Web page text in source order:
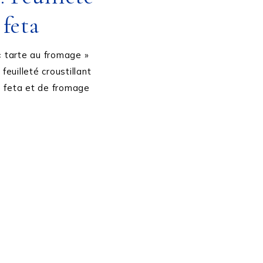
au fromage »
feuilleté croustillant
feta et de fromage